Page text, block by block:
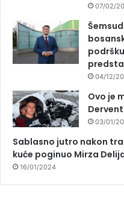
07/02/
04/12/
Ovo je
03/01/
Sablasno jutro nakon
kuće poginuo Mirza
16/01/2024